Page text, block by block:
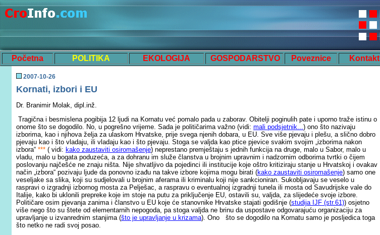
Početna POLITIKA EKOLOGIJA GOSPODARSTVO Poveznice Kontakt
2007-10-26
Kornati, izbori i EU
Dr. Branimir Molak, dipl.inž.
Tragična i besmislena pogibija 12 ljudi na Kornatu već pomalo pada u zaborav. Obitelji poginulih pate i uporno traže istinu o
onome što se dogodilo. No, u pogrešno vrijeme. Sada je političarima važno (vidi: mali podsjetnik...) ono što nazivaju
izborima, kao i njihova želja za ulaskom Hrvatske, prije svega njenih dobara, u EU. Sve više pjevaju i plešu, a slično dobro
pjevaju kao i što vladaju, ili vladaju kao i što pjevaju. Stoga se valjda kao ptice pjevice svakim svojim „izborima nakon
izbora“ *** ( vidi: kako zaustaviti osiromašenje) neprestano premještaju s jednih funkcija na druge, malo u Sabor, malo u
vladu, malo u bogata poduzeća, a za dohranu im služe članstva u brojnim upravnim i nadzornim odborima tvrtki o čijem
poslovanju najčešće ne znaju ništa. Nije shvatljivo da pojedinci ili institucije koje oštro kritiziraju stanje u Hrvatskoj i ovakav
način „izbora“ pozivaju ljude da ponovno izađu na takve izbore kojima mogu birati (kako zaustaviti osiromašenje) samo one
veseljake sa slika, koji su sudjelovali u brojnim aferama ili kriminalu koji nije sankcioniran. Sukobljavaju se veselo u
raspravi o izgradnji izbornog mosta za Pelješac, a raspravu o eventualnoj izgradnji tunela ili mosta od Savudrijske vale do
Italije, kako bi uklonili prepreke koje im stoje na putu za priključenje EU, ostavili su, valjda, za slijedeće svoje izbore.
Političare osim pjevanja zanima i članstvo u EU koje će stanovnike Hrvatske stajati godišnje (studija IJF (str.61)) osjetno
više nego što su štete od elementarnih nepogoda, pa stoga valjda ne brinu da uspostave odgovarajuću organizaciju za
upravljanje u izvanrednim stanjima (što je upravljanje u krizama). Ono što se dogodilo na Kornatu samo je posljedica toga
što netko ne radi svoj posao.